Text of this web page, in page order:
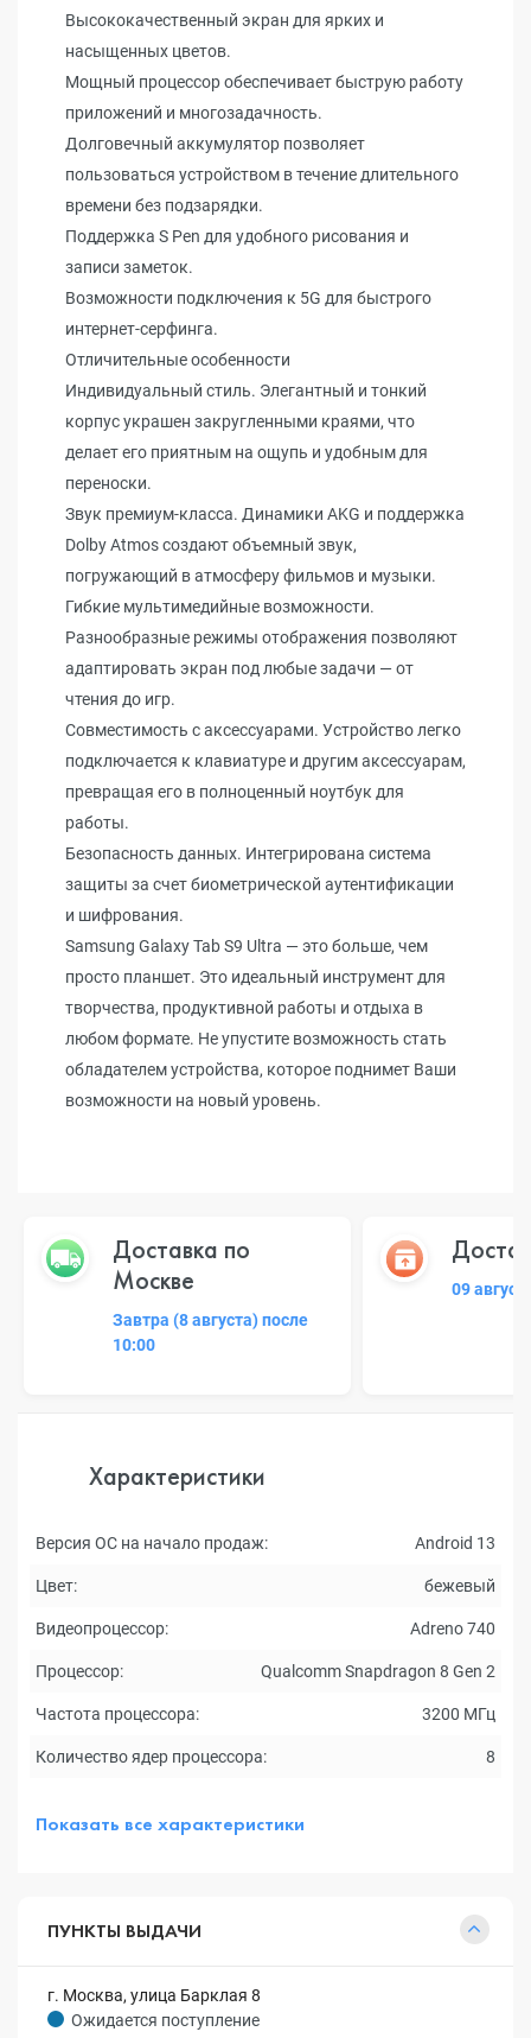
Высококачественный экран для ярких и
насыщенных цветов.
Мощный процессор обеспечивает быструю работу
приложений и многозадачность.
Долговечный аккумулятор позволяет
пользоваться устройством в течение длительного
времени без подзарядки.
Поддержка S Pen для удобного рисования и
записи заметок.
Возможности подключения к 5G для быстрого
интернет-серфинга.
Отличительные особенности
Индивидуальный стиль. Элегантный и тонкий
корпус украшен закругленными краями, что
делает его приятным на ощупь и удобным для
переноски.
Звук премиум-класса. Динамики AKG и поддержка
Dolby Atmos создают объемный звук,
погружающий в атмосферу фильмов и музыки.
Гибкие мультимедийные возможности.
Разнообразные режимы отображения позволяют
адаптировать экран под любые задачи — от
чтения до игр.
Совместимость с аксессуарами. Устройство легко
подключается к клавиатуре и другим аксессуарам,
превращая его в полноценный ноутбук для
работы.
Безопасность данных. Интегрирована система
защиты за счет биометрической аутентификации
и шифрования.
Samsung Galaxy Tab S9 Ultra — это больше, чем
просто планшет. Это идеальный инструмент для
творчества, продуктивной работы и отдыха в
любом формате. Не упустите возможность стать
обладателем устройства, которое поднимет Ваши
возможности на новый уровень.
Доставка по
Москве
Завтра (8 августа) после
10:00
09
Характеристики
Версия ОС на начало продаж: Android 13
Цвет: бежевый
Видеопроцессор: Adreno 740
Процессор: Qualcomm Snapdragon 8 Gen 2
Частота процессора: 3200 МГц
Количество ядер процессора: 8
Показать все характеристики
ПУНКТЫ ВЫДАЧИ
г. Москва, улица Барклая 8
Ожидается поступление